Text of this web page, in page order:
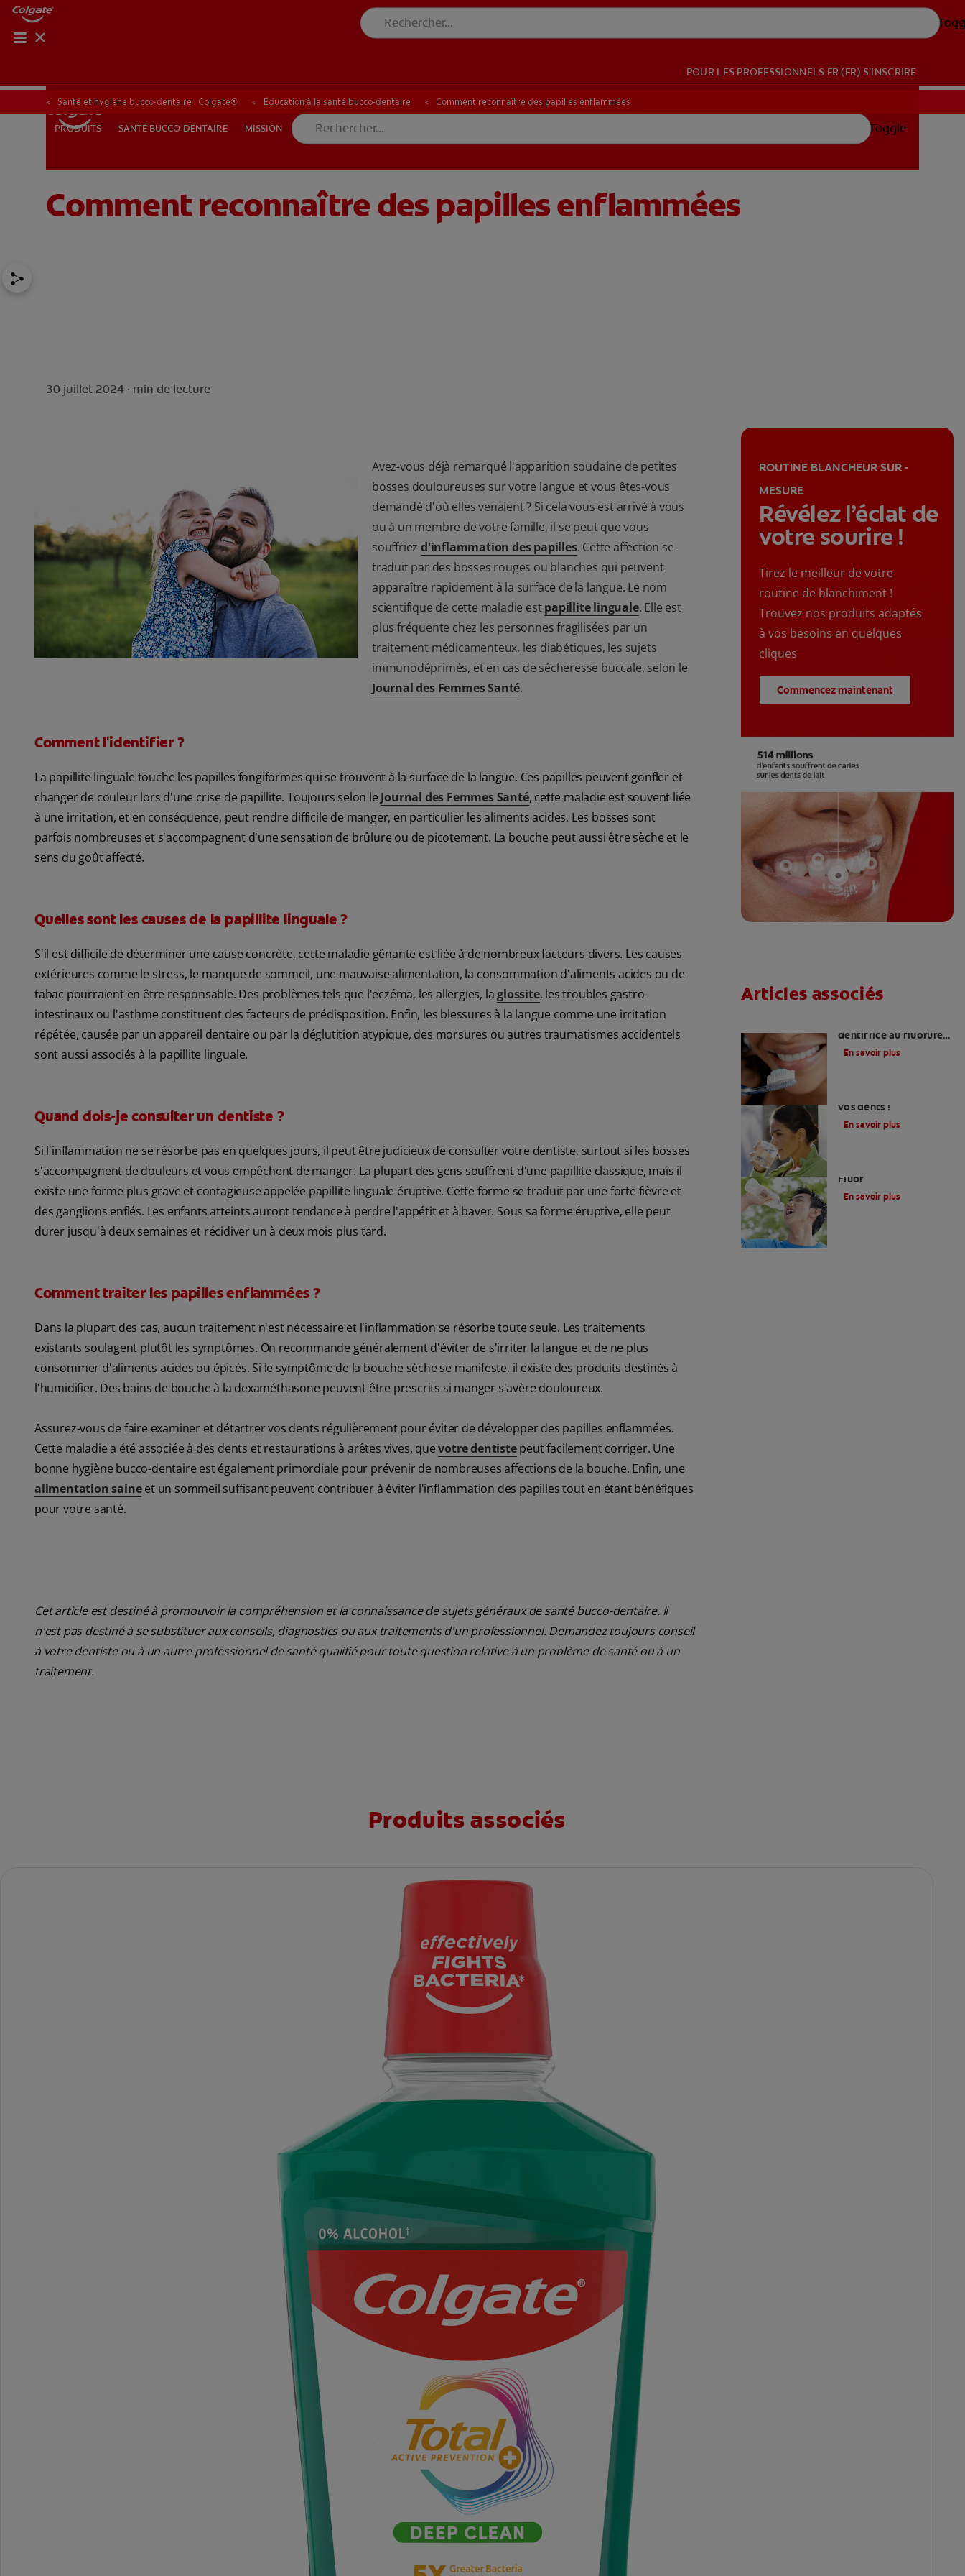
PRODUITS SANTÉ BUCCO-DENTAIRE
POUR LES PROFESSIONNELS FR (FR) S’INSCRIRE
POUR LES PROFESSIONNELS FR (FR) S’INSCRIRE
PRODUITS SANTÉ BUCCO-DENTAIRE MISSION
ROUTINE BLANCHEUR SUR MESURE RECHERCHE DES SOLUTIONS IDÉALES
Toggle
Santé et hygiène bucco-dentaire | Colgate® Éducation à la santé bucco-dentaire Comment reconnaître des papilles enflammées
Comment reconnaître des papilles enflammées
30 juillet 2024 · min de lecture
Avez-vous déjà remarqué l'apparition soudaine de petites
bosses douloureuses sur votre langue et vous êtes-vous
demandé d'où elles venaient ? Si cela vous est arrivé à vous
ou à un membre de votre famille, il se peut que vous
souffriez d'inflammation des papilles. Cette affection se
traduit par des bosses rouges ou blanches qui peuvent
apparaître rapidement à la surface de la langue. Le nom
scientifique de cette maladie estpapillite linguale. Elle est
plus fréquente chez les personnes fragilisées par un
traitement médicamenteux, les diabétiques, les sujets
immunodéprimés, et en cas de sécheresse buccale, selon le
Journal des Femmes Santé.
Comment l'identifier ?
La papillite linguale touche les papilles fongiformes qui se trouvent à la surface de la langue. Ces papilles peuvent gonfler et
changer de couleur lors d'une crise de papillite. Toujours selon le Journal des Femmes Santé, cette maladie est souvent liée
à une irritation, et en conséquence, peut rendre difficile de manger, en particulier les aliments acides. Les bosses sont
parfois nombreuses et s'accompagnent d'une sensation de brûlure ou de picotement. La bouche peut aussi être sèche et le
sens du goût affecté.
Quelles sont les causes de la papillite linguale ?
S'il est difficile de déterminer une cause concrète, cette maladie gênante est liée à de nombreux facteurs divers. Les causes
extérieures comme le stress, le manque de sommeil, une mauvaise alimentation, la consommation d'aliments acides ou de
tabac pourraient en être responsable. Des problèmes tels que l'eczéma, les allergies, laglossite, les troubles gastro-
intestinaux ou l'asthme constituent des facteurs de prédisposition. Enfin, les blessures à la langue comme une irritation
répétée, causée par un appareil dentaire ou par la déglutition atypique, des morsures ou autres traumatismes accidentels
sont aussi associés à la papillite linguale.
Quand dois-je consulter un dentiste ?
Si l'inflammation ne se résorbe pas en quelques jours, il peut être judicieux de consulter votre dentiste, surtout si les bosses
s'accompagnent de douleurs et vous empêchent de manger. La plupart des gens souffrent d'une papillite classique, mais il
existe une forme plus grave et contagieuse appelée papillite linguale éruptive. Cette forme se traduit par une forte fièvre et
des ganglions enflés. Les enfants atteints auront tendance à perdre l'appétit et à baver. Sous sa forme éruptive, elle peut
durer jusqu'à deux semaines et récidiver un à deux mois plus tard.
Comment traiter les papilles enflammées ?
Dans la plupart des cas, aucun traitement n'est nécessaire et l'inflammation se résorbe toute seule. Les traitements
existants soulagent plutôt les symptômes. On recommande généralement d'éviter de s'irriter la langue et de ne plus
consommer d'aliments acides ou épicés. Si le symptôme de la bouche sèche se manifeste, il existe des produits destinés à
l'humidifier. Des bains de bouche à la dexaméthasone peuvent être prescrits si manger s'avère douloureux.
Assurez-vous de faire examiner et détartrer vos dents régulièrement pour éviter de développer des papilles enflammées.
Cette maladie a été associée à des dents et restaurations à arêtes vives, quevotre dentistepeut facilement corriger. Une
bonne hygiène bucco-dentaire est également primordiale pour prévenir de nombreuses affections de la bouche. Enfin, une
alimentation saineet un sommeil suffisant peuvent contribuer à éviter l'inflammation des papilles tout en étant bénéfiques
pour votre santé.
Cet article est destiné à promouvoir la compréhension et la connaissance de sujets généraux de santé bucco-dentaire. Il
n'est pas destiné à se substituer aux conseils, diagnostics ou aux traitements d'un professionnel. Demandez toujours conseil
à votre dentiste ou à un autre professionnel de santé qualifié pour toute question relative à un problème de santé ou à un
traitement.
ROUTINE BLANCHEUR SUR -
MESURE
Révélez l’éclat de
votre sourire !
Tirez le meilleur de votre
routine de blanchiment !
Trouvez nos produits adaptés
à vos besoins en quelques
cliques
Commencez maintenant
Articles associés
dentifrice au fluorure
stanneux ?
En savoir plus
vos dents !
En savoir plus
Fluor
En savoir plus
Produits associés